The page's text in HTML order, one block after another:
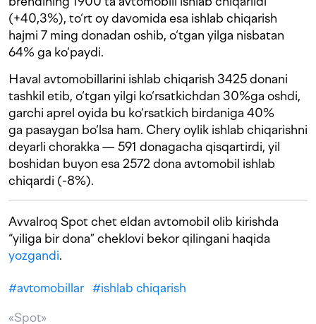
(+40,3%), to‘rt oy davomida esa ishlab chiqarish
hajmi 7 ming donadan oshib, o‘tgan yilga nisbatan
64% ga ko‘paydi.
Haval avtomobillarini ishlab chiqarish 3425 donani
tashkil etib, o‘tgan yilgi ko‘rsatkichdan 30%ga oshdi,
garchi aprel oyida bu ko‘rsatkich birdaniga 40%
ga pasaygan bo‘lsa ham. Chery oylik ishlab chiqarishni
deyarli chorakka — 591 donagacha qisqartirdi, yil
boshidan buyon esa 2572 dona avtomobil ishlab
chiqardi (-8%).
Avvalroq Spot chet eldan avtomobil olib kirishda
“yiliga bir dona” cheklovi bekor qilingani haqida
yozgandi.
#avtomobillar #ishlab chiqarish
«Spot»